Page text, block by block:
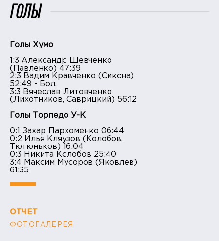
ГОЛЫ
Голы Хумо
1:3 Александр Шевченко
(Павленко) 47:39
2:3 Вадим Кравченко (Сиксна)
52:49 - Бол.
3:3 Вячеслав Литовченко
(Лихотников, Саврицкий) 56:12
Голы Торпедо У-К
0:1 Захар Пархоменко 06:44
0:2 Илья Кляузов (Колобов,
Тютюньков) 16:04
0:3 Никита Колобов 25:40
3:4 Максим Мусоров (Яковлев)
61:35
ОТЧЕТ
ФОТОГАЛЕРЕЯ